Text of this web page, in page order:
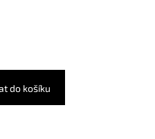
do košíku